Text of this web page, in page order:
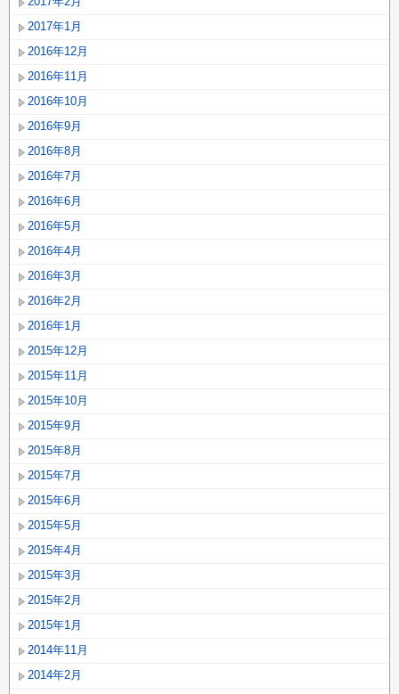
2017年1月
2016年12月
2016年11月
2016年10月
2016年9月
2016年8月
2016年7月
2016年6月
2016年5月
2016年4月
2016年3月
2016年2月
2016年1月
2015年12月
2015年11月
2015年10月
2015年9月
2015年8月
2015年7月
2015年6月
2015年5月
2015年4月
2015年3月
2015年2月
2015年1月
2014年11月
2014年2月